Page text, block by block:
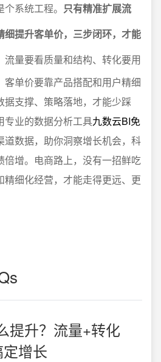
系统工程。 只有精准扩展流
细提升客单价，三步闭环，才能
流量要看质量和结构、转化要用
单价要靠产品搭配和用户精细
据支撑、策略落地，才能少踩
专业的数据分析工具九数云BI免
道数据，助你洞察增长机会，科
倍增。电商路上，没有一招鲜吃
细化经营，才能走得更远、更
提升？流量+转化
增长